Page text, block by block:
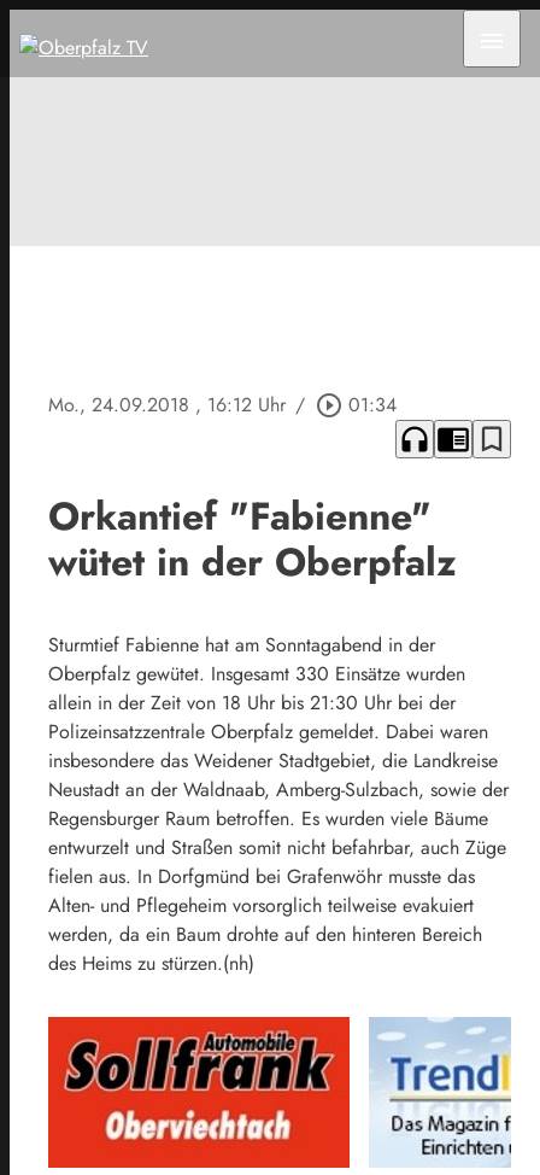
Mo., 24.09.2018 , 16:12 Uhr / play_circle_outline 01:34
headphones chrome_reader_mode bookmark_border
Orkantief "Fabienne"
wütet in der Oberpfalz
Sturmtief Fabienne hat am Sonntagabend in der
Oberpfalz gewütet. Insgesamt 330 Einsätze wurden
allein in der Zeit von 18 Uhr bis 21:30 Uhr bei der
Polizeinsatzzentrale Oberpfalz gemeldet. Dabei waren
insbesondere das Weidener Stadtgebiet, die Landkreise
Neustadt an der Waldnaab, Amberg-Sulzbach, sowie der
Regensburger Raum betroffen. Es wurden viele Bäume
entwurzelt und Straßen somit nicht befahrbar, auch Züge
fielen aus. In Dorfgmünd bei Grafenwöhr musste das
Alten- und Pflegeheim vorsorglich teilweise evakuiert
werden, da ein Baum drohte auf den hinteren Bereich
des Heims zu stürzen.(nh)